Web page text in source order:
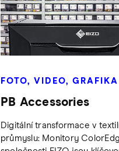
FOTO, VIDEO, GRAFIKA
PB Accessories
Digitální transformace v
průmyslu: Monitory